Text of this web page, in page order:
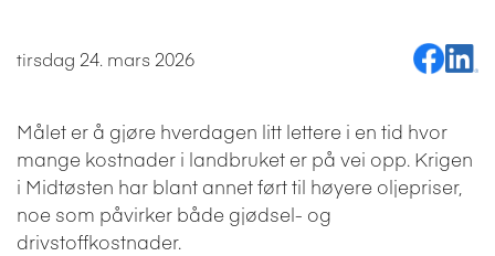
tirsdag 24. mars 2026 Del på
Del
Målet er å gjøre hverdagen litt lettere i en tid hvor
mange kostnader i landbruket er på vei opp. Krigen
i Midtøsten har blant annet ført til høyere oljepriser,
noe som påvirker både gjødsel- og
drivstoffkostnader.